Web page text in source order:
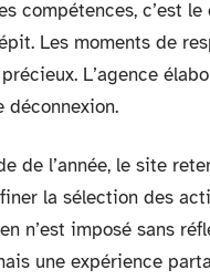
compétences, c’est
Les moments de
L’agence
déconnexion.
de l’année, le site
la sélection des
n’est imposé sans
une expérience